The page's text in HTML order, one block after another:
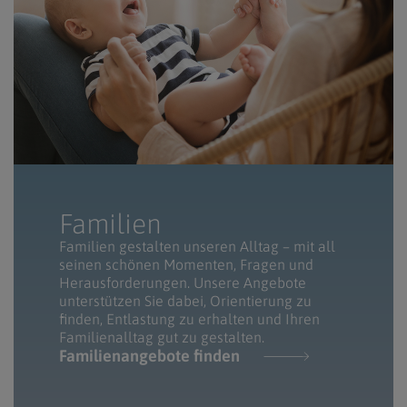
Familien
Familien gestalten unseren Alltag – mit all
seinen schönen Momenten, Fragen und
Herausforderungen. Unsere Angebote
unterstützen Sie dabei, Orientierung zu
finden, Entlastung zu erhalten und Ihren
Familienalltag gut zu gestalten.
Familienangebote finden